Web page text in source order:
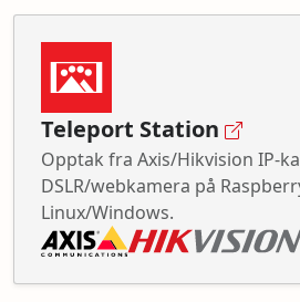
Teleport Station
Opptak fra Axis/Hikvision IP-
DSLR/webkamera på
Linux/Windows.